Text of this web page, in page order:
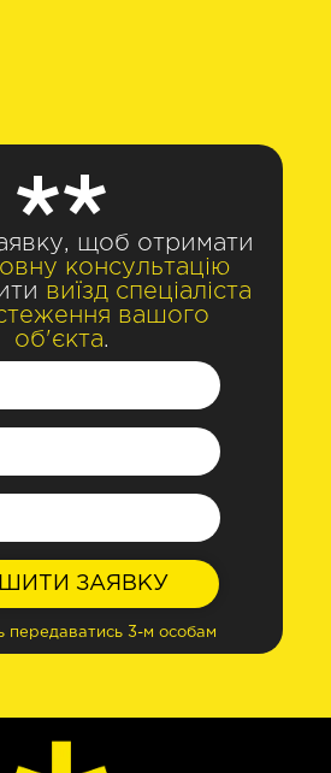
щоб отримати
консультацію
виїзд спеціаліста
вашого
об'єкта.
ЗАЯВКУ
передаватись 3-м особам